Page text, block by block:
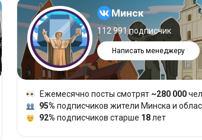
Минск
112 991 подписчик
Написать менеджеру
Ежемесячно посты смотрят ~280 000чел.
95% подписчиков жители Минска и
92% подписчиков старше 18лет